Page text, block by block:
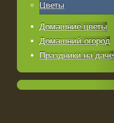
Цветы
Домашние цветы
Домашний огород
Праздники на даче